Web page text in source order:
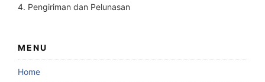
4. Pengiriman dan Pelunasan
MENU
Home